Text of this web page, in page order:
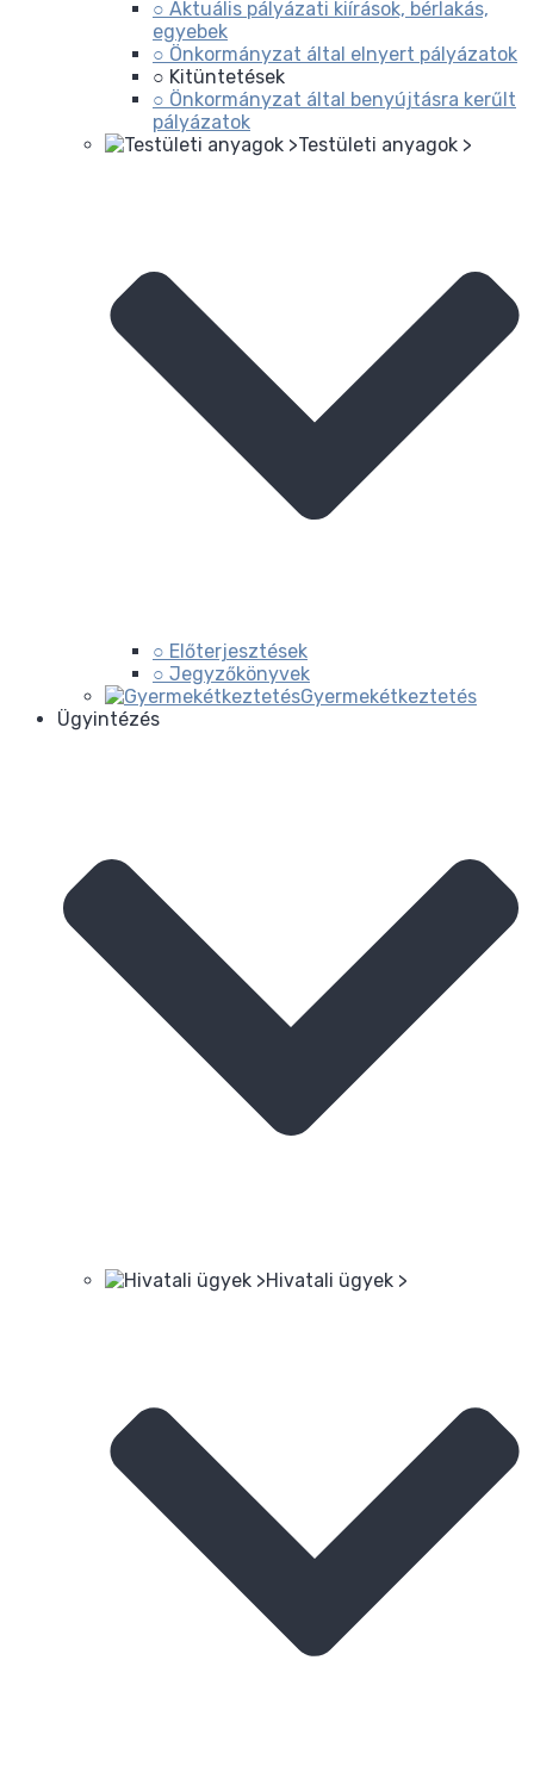
○ Aktuális pályázati kiírások, bérlakás,
egyebek
○ Önkormányzat által elnyert pályázatok
○ Kitüntetések
○ Önkormányzat által benyújtásra kerűlt
pályázatok
Testületi anyagok >
○ Előterjesztések
○ Jegyzőkönyvek
Gyermekétkeztetés
Ügyintézés
Hivatali ügyek >